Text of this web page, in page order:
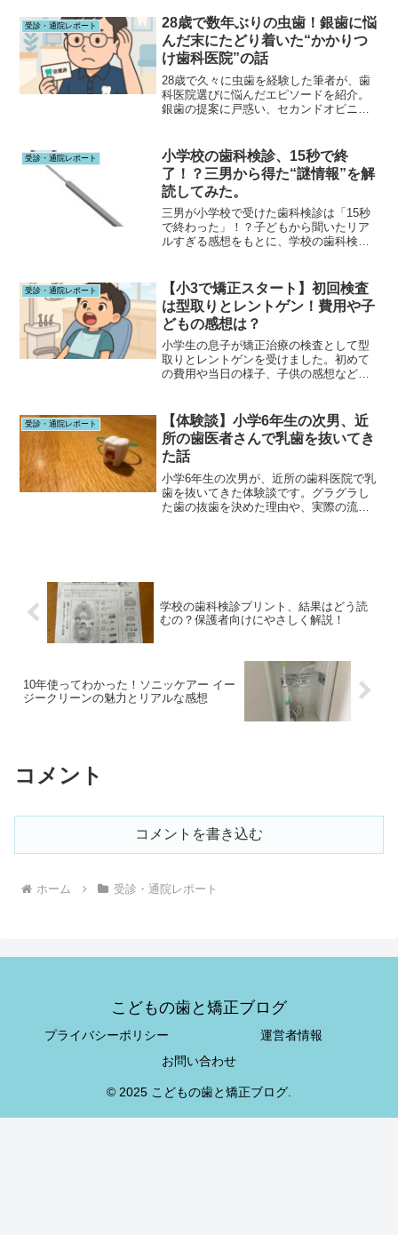
受診・通院レポート
28歳で数年ぶりの虫歯！銀歯に悩
んだ末にたどり着いた“かかりつ
け歯科医院”の話
28歳で久々に虫歯を経験した筆者が、歯
科医院選びに悩んだエピソードを紹介。
銀歯の提案に戸惑い、セカンドオピニオ
した。
受診・通院レポート
小学校の歯科検診、15秒で終
了！？三男から得た“謎情報”を解
読してみた。
三男が小学校で受けた歯科検診は「15秒
で終わった」！？子どもから聞いたリア
ルすぎる感想をもとに、学校の歯科検診
受診・通院レポート
【小3で矯正スタート】初回検査
は型取りとレントゲン！費用や子
どもの感想は？
小学生の息子が矯正治療の検査として型
取りとレントゲンを受けました。初めて
の費用や当日の様子、子供の感想などを
験談です。
受診・通院レポート
【体験談】小学6年生の次男、近
所の歯医者さんで乳歯を抜いてき
た話
小学6年生の次男が、近所の歯科医院で乳
歯を抜いてきた体験談です。グラグラし
た歯の抜歯を決めた理由や、実際の流
学校の歯科検診プリント、結果はどう読
むの？保護者向けにやさしく解説！
10年使ってわかった！ソニッケアー イー
ジークリーンの魅力とリアルな感想
コメント
コメントを書き込む
ホーム 受診・通院レポート
こどもの歯と矯正ブログ
プライバシーポリシー
運営者情報
お問い合わせ
© 2025 こどもの歯と矯正ブログ.